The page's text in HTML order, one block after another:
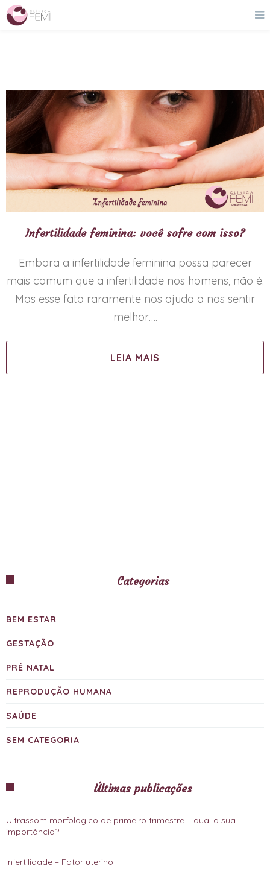
Infertilidade feminina: você sofre com isso?
Embora a infertilidade feminina possa parecer
mais comum que a infertilidade nos homens, não é.
Mas esse fato raramente nos ajuda a nos sentir
melhor….
LEIA MAIS
Categorias
BEM ESTAR
GESTAÇÃO
PRÉ NATAL
REPRODUÇÃO HUMANA
SAÚDE
SEM CATEGORIA
Últimas publicações
Ultrassom morfológico de primeiro trimestre – qual a sua
importância?
Infertilidade – Fator uterino